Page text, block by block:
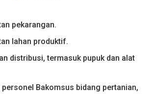
pekarangan.
lahan produktif.
distribusi, termasuk pupuk dan alat
personel Bakomsus bidang pertanian,